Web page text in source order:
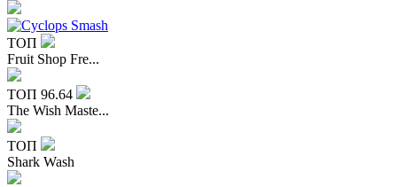
ТОП
Fruit Shop Fre...
ТОП 96.64
The Wish Maste...
ТОП
Shark Wash